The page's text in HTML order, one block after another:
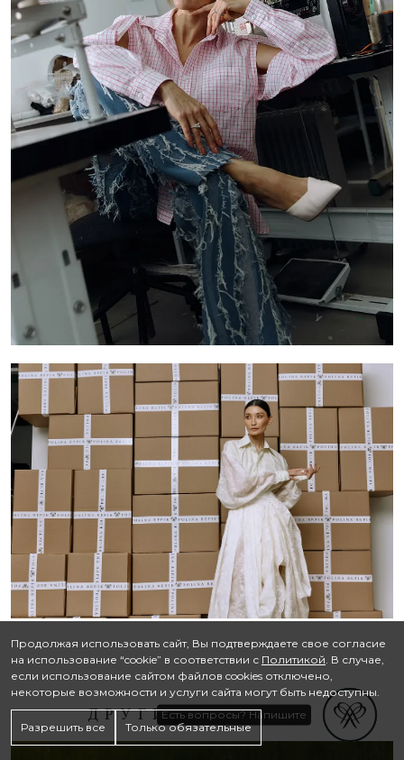
ДРУГИЕ ЛУКБУКИ
Продолжая использовать сайт, Вы подтверждаете свое согласие
на использование “cookie” в соответствии с Политикой. В случае,
если использование сайтом файлов cookies отключено,
некоторые возможности и услуги сайта могут быть недоступны.
Разрешить все Только обязательные